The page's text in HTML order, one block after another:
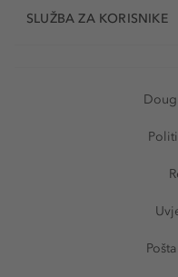
SLUŽBA ZA KORISNIKE